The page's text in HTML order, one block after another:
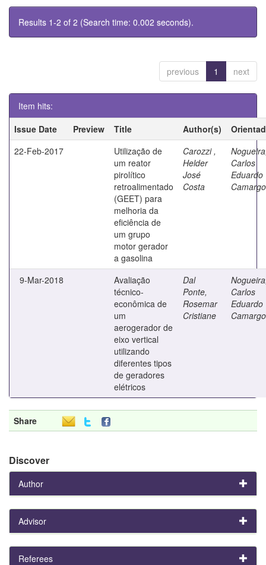
Results 1-2 of 2 (Search time: 0.002 seconds).
previous 1 next
Item hits:
Issue Date
Preview Title Author(s)
22-Feb-2017
Utilização de
um reator
pirolítico
retroalimentado
(GEET) para
melhoria da
eficiência de
um grupo
motor gerador
a gasolina
Carozzi ,
Helder
José
Costa
Carlos
Eduardo
Camargo
9-Mar-2018
Avaliação
técnico-
econômica de
um
aerogerador de
eixo vertical
utilizando
diferentes tipos
de geradores
elétricos
Dal
Ponte,
Rosemar
Cristiane
Carlos
Eduardo
Camargo
Share
Discover
Author
Advisor
Referees